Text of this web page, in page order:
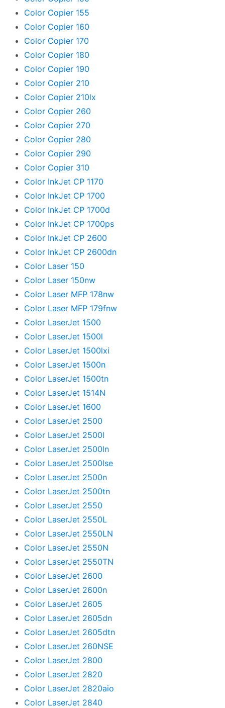
Color Copier 155
Color Copier 160
Color Copier 170
Color Copier 180
Color Copier 190
Color Copier 210
Color Copier 210lx
Color Copier 260
Color Copier 270
Color Copier 280
Color Copier 290
Color Copier 310
Color InkJet CP 1170
Color InkJet CP 1700
Color InkJet CP 1700d
Color InkJet CP 1700ps
Color InkJet CP 2600
Color InkJet CP 2600dn
Color Laser 150
Color Laser 150nw
Color Laser MFP 178nw
Color Laser MFP 179fnw
Color LaserJet 1500
Color LaserJet 1500l
Color LaserJet 1500lxi
Color LaserJet 1500n
Color LaserJet 1500tn
Color LaserJet 1514N
Color LaserJet 1600
Color LaserJet 2500
Color LaserJet 2500l
Color LaserJet 2500ln
Color LaserJet 2500lse
Color LaserJet 2500n
Color LaserJet 2500tn
Color LaserJet 2550
Color LaserJet 2550L
Color LaserJet 2550LN
Color LaserJet 2550N
Color LaserJet 2550TN
Color LaserJet 2600
Color LaserJet 2600n
Color LaserJet 2605
Color LaserJet 2605dn
Color LaserJet 2605dtn
Color LaserJet 260NSE
Color LaserJet 2800
Color LaserJet 2820
Color LaserJet 2820aio
Color LaserJet 2840